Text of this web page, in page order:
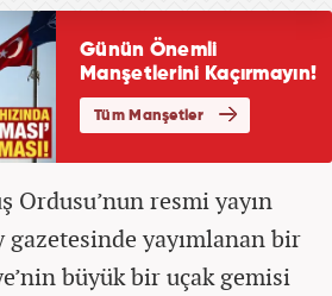
Ordusu’nun resmi yayın
gazetesinde yayımlanan bir
büyük bir uçak gemisi